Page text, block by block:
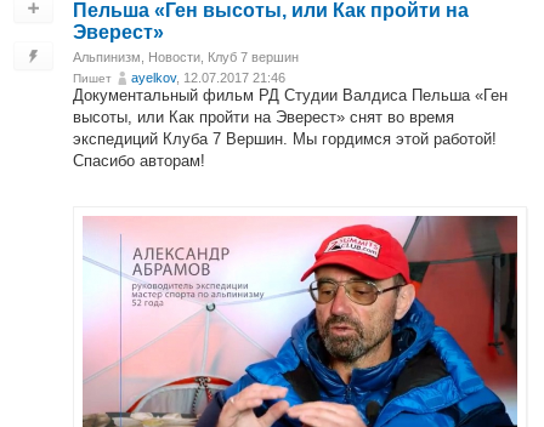
Пельша «Ген высоты, или Как пройти на
Эверест»
Альпинизм Новости Клуб 7 вершин
Пишет ayelkov, 12.07.2017 21:46
Документальный фильм РД Студии Валдиса Пельша «Ген
высоты, или Как пройти на Эверест» снят во время
экспедиций Клуба 7 Вершин. Мы гордимся этой работой!
Спасибо авторам!